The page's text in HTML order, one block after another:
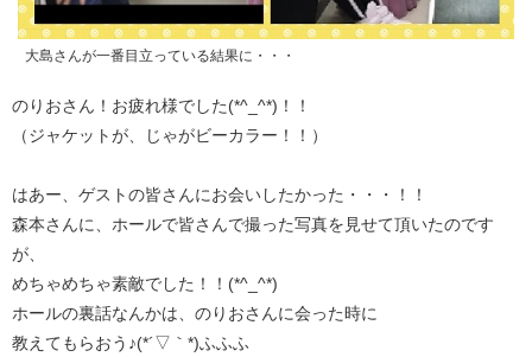
大島さんが一番目立っている結果に・・・
のりおさん！お疲れ様でした(*^_^*)！！
（ジャケットが、じゃがビーカラー！！）
はあー、ゲストの皆さんにお会いしたかった・・・！！
森本さんに、ホールで皆さんで撮った写真を見せて頂いたのです
が、
めちゃめちゃ素敵でした！！(*^_^*)
ホールの裏話なんかは、のりおさんに会った時に
教えてもらおう♪(*´▽｀*)ふふふ